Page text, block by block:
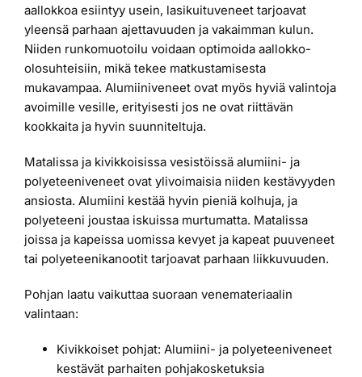
aallokkoa esiintyy usein, lasikuituveneet tarjoavat
yleensä parhaan ajettavuuden ja vakaimman kulun.
Niiden runkomuotoilu voidaan optimoida aallokko-
olosuhteisiin, mikä tekee matkustamisesta
mukavampaa. Alumiiniveneet ovat myös hyviä valintoja
avoimille vesille, erityisesti jos ne ovat riittävän
kookkaita ja hyvin suunniteltuja.
Matalissa ja kivikkoisissa vesistöissä alumiini- ja
polyeteeniveneet ovat ylivoimaisia niiden kestävyyden
ansiosta. Alumiini kestää hyvin pieniä kolhuja, ja
polyeteeni joustaa iskuissa murtumatta. Matalissa
joissa ja kapeissa uomissa kevyet ja kapeat puuveneet
tai polyeteenikanootit tarjoavat parhaan liikkuvuuden.
Pohjan laatu vaikuttaa suoraan venemateriaalin
valintaan:
Kivikkoiset pohjat: Alumiini- ja polyeteeniveneet
kestävät parhaiten pohjakosketuksia